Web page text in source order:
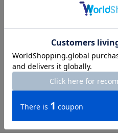
Length 72.5cm